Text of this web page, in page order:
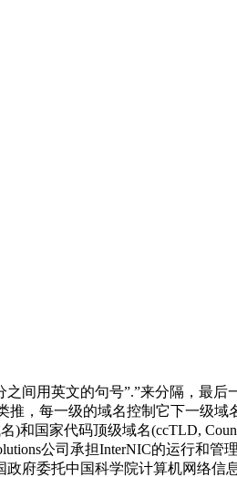
间用英文的句号”.”来分隔，最后
，每一级的域名控制它下一级域
国家代码顶级域名(ccTLD,
公司承担InterNIC的运行和管
府委托中国科学院计算机网络信